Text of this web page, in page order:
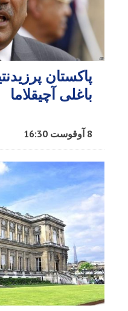
پاکستان
باغلی آچیقلاما
8 آوقوست 16:30